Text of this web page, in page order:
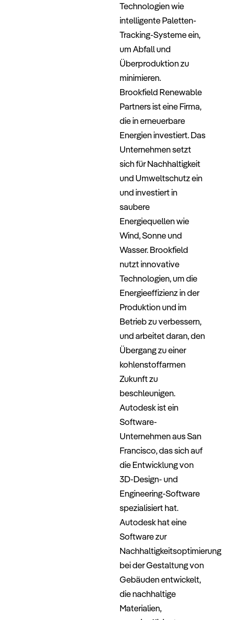
Technologien wie
intelligente Paletten-
Tracking-Systeme ein,
um Abfall und
Überproduktion zu
minimieren.
Brookfield Renewable
Partners ist eine Firma,
die in erneuerbare
Energien investiert. Das
Unternehmen setzt
sich für Nachhaltigkeit
und Umweltschutz ein
und investiert in
saubere
Energiequellen wie
Wind, Sonne und
Wasser. Brookfield
nutzt innovative
Technologien, um die
Energieeffizienz in der
Produktion und im
Betrieb zu verbessern,
und arbeitet daran, den
Übergang zu einer
kohlenstoffarmen
Zukunft zu
beschleunigen.
Autodesk ist ein
Software-
Unternehmen aus San
Francisco, das sich auf
die Entwicklung von
3D-Design- und
Engineering-Software
spezialisiert hat.
Autodesk hat eine
Software zur
Nachhaltigkeitsoptimierung
bei der Gestaltung von
Gebäuden entwickelt,
die nachhaltige
Materialien,